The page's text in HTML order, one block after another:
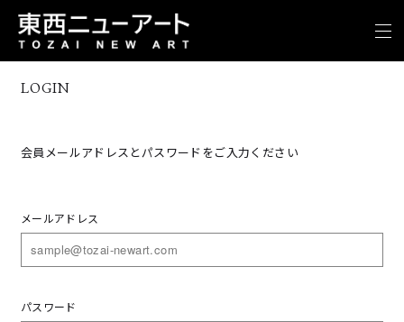
LOGIN
会員メールアドレスとパスワードをご入力ください
メールアドレス
パスワード